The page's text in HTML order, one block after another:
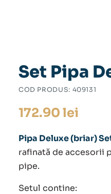
Set Pipa
COD PRODUS: 409131
172.90 lei
Pipa Deluxe (briar)
rafinată de accesorii
pipe.
Setul contine: